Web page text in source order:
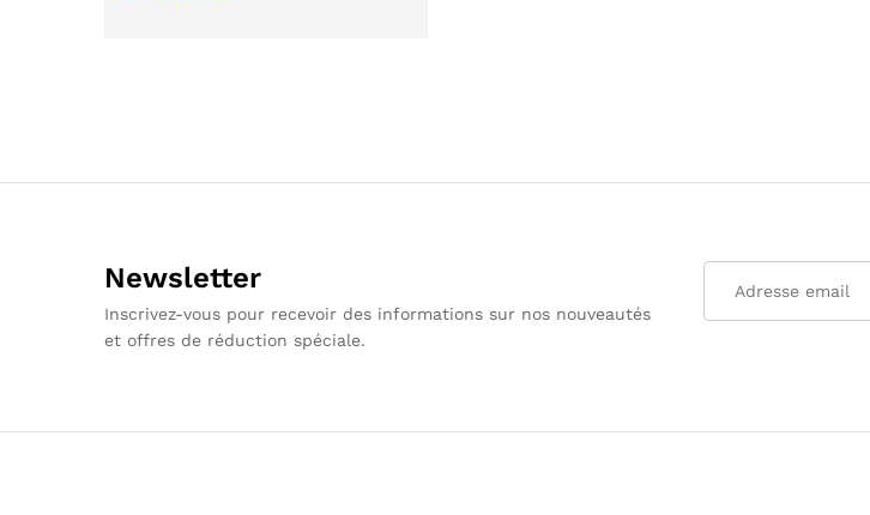
Newsletter
Inscrivez-vous pour recevoir des informations sur nos nouveautés
et offres de réduction spéciale.